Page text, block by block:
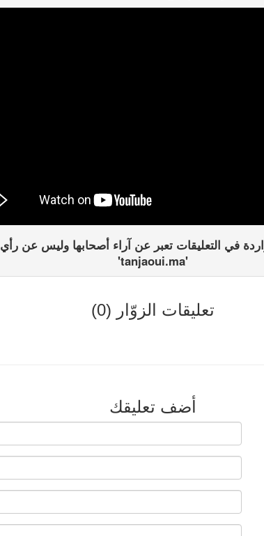
في التعليقات تعبر عن آراء أصحابها وليس عن رأي
'tanjaoui.ma'
تعليقات الزوّار (0)
أضف تعليقك